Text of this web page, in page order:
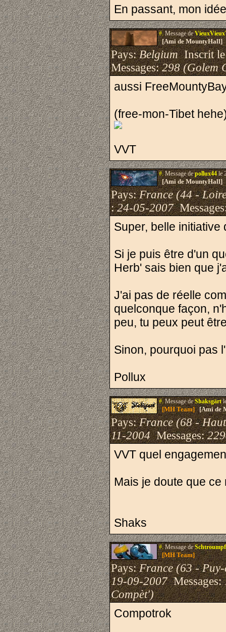
En passant, mon
#.Message de
[Ami de MountyHall]
Pays:BelgiumInscrit
Messages:298 (Golem
aussi
(free-mon-Tibet
VVT
#.Message depollux44le
[Ami de MountyHall]
Pays:France (44 -
:24-05-2007
Super, belle
Si je puis être d'un
Herb' sais bien que
J'ai pas de réelle
quelconque façon,
peu, tu peux peut
Sinon, pourquoi pas
Pollux
#.Message deShaksgärt
[MH Team][Ami de
Pays:France (68 -
11-2004Messages:
VVT quel
Mais je doute que
Shaks
#.Message deSchtroumpf
[MH Team]
Pays:France (63 -
19-09-2007Messages:
Compèt')
Compotrok